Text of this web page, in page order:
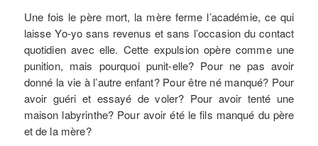
Une fois le père mort, la mère ferme l’académie, ce qui
laisse Yo-yo sans revenus et sans l’occasion du contact
quotidien avec elle. Cette expulsion opère comme une
punition, mais pourquoi punit-elle? Pour ne pas avoir
donné la vie à l’autre enfant? Pour être né manqué? Pour
avoir guéri et essayé de voler? Pour avoir tenté une
maison labyrinthe? Pour avoir été le fils manqué du père
et de la mère?